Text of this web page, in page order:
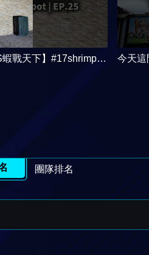
戰天下】#17shrimp #
今天這
團隊排名